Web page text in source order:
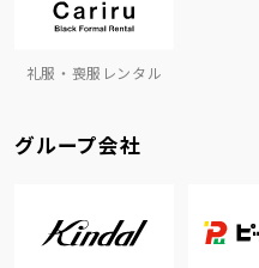
礼服・喪服レンタル
グループ会社